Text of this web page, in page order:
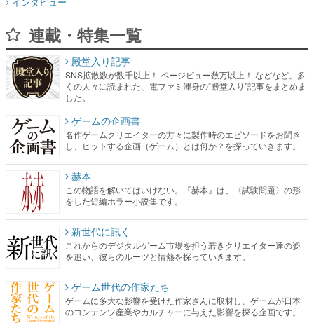
連載・特集一覧
殿堂入り記事
SNS拡散数が数千以上！ ページビュー数万以上！ などなど。多
くの人々に読まれた、電ファミ渾身の“殿堂入り”記事をまとめま
した。
ゲームの企画書
名作ゲームクリエイターの方々に製作時のエピソードをお聞き
し、ヒットする企画（ゲーム）とは何か？を探っていきます。
赫本
この物語を解いてはいけない。『赫本』は、〈試験問題〉の形
をした短編ホラー小説集です。
新世代に訊く
これからのデジタルゲーム市場を担う若きクリエイター達の姿
を追い、彼らのルーツと情熱を探っていきます。
ゲーム世代の作家たち
ゲームに多大な影響を受けた作家さんに取材し、ゲームが日本
のコンテンツ産業やカルチャーに与えた影響を探る企画です。